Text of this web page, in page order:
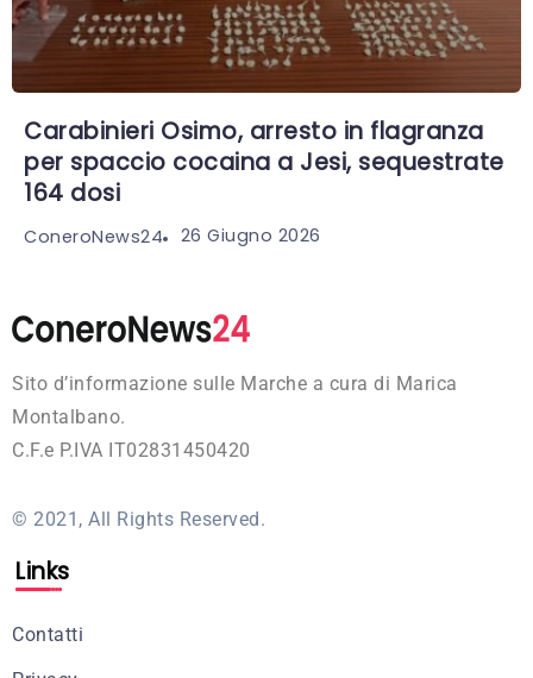
Carabinieri Osimo, arresto in flagranza
per spaccio cocaina a Jesi, sequestrate
164 dosi
ConeroNews24 26 Giugno 2026
Sito d’informazione sulle Marche a cura di Marica
Montalbano.
C.F.e P.IVA IT02831450420
© 2021, All Rights Reserved.
Links
Contatti